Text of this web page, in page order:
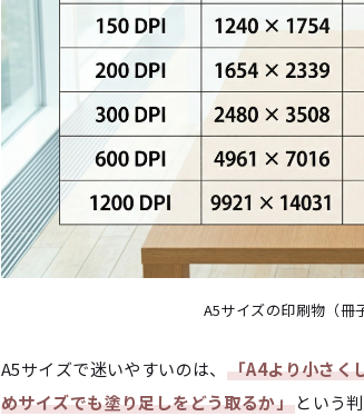
A5サイズの印刷物（冊
A5サイズで迷いやすいのは、 「A4より小さく
めサイズでも塗り足しをどう取るか」 という